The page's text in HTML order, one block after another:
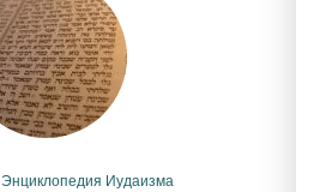
Энциклопедия Иудаизма